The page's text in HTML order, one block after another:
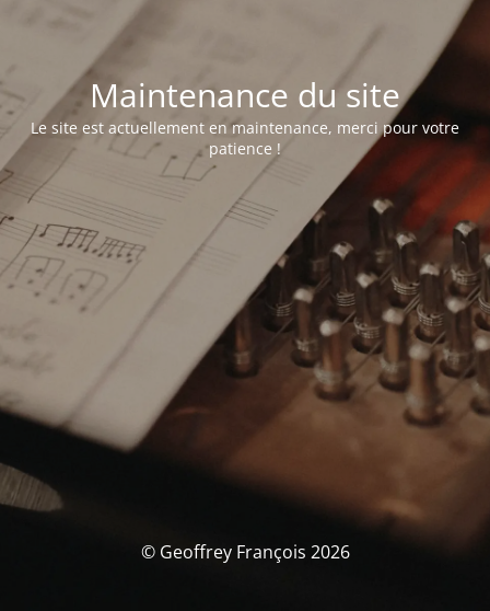
Maintenance du site
Le site est actuellement en maintenance, merci pour votre
patience !
© Geoffrey François 2026